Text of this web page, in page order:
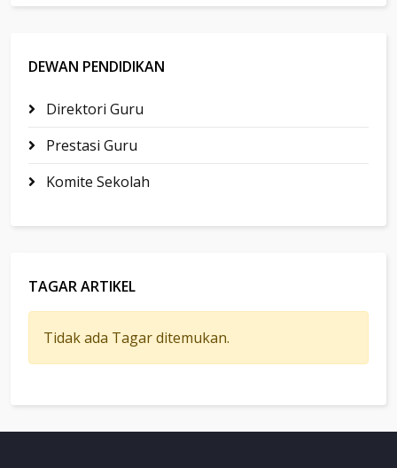
DEWAN PENDIDIKAN
Direktori Guru
Prestasi Guru
Komite Sekolah
TAGAR ARTIKEL
Tidak ada Tagar ditemukan.